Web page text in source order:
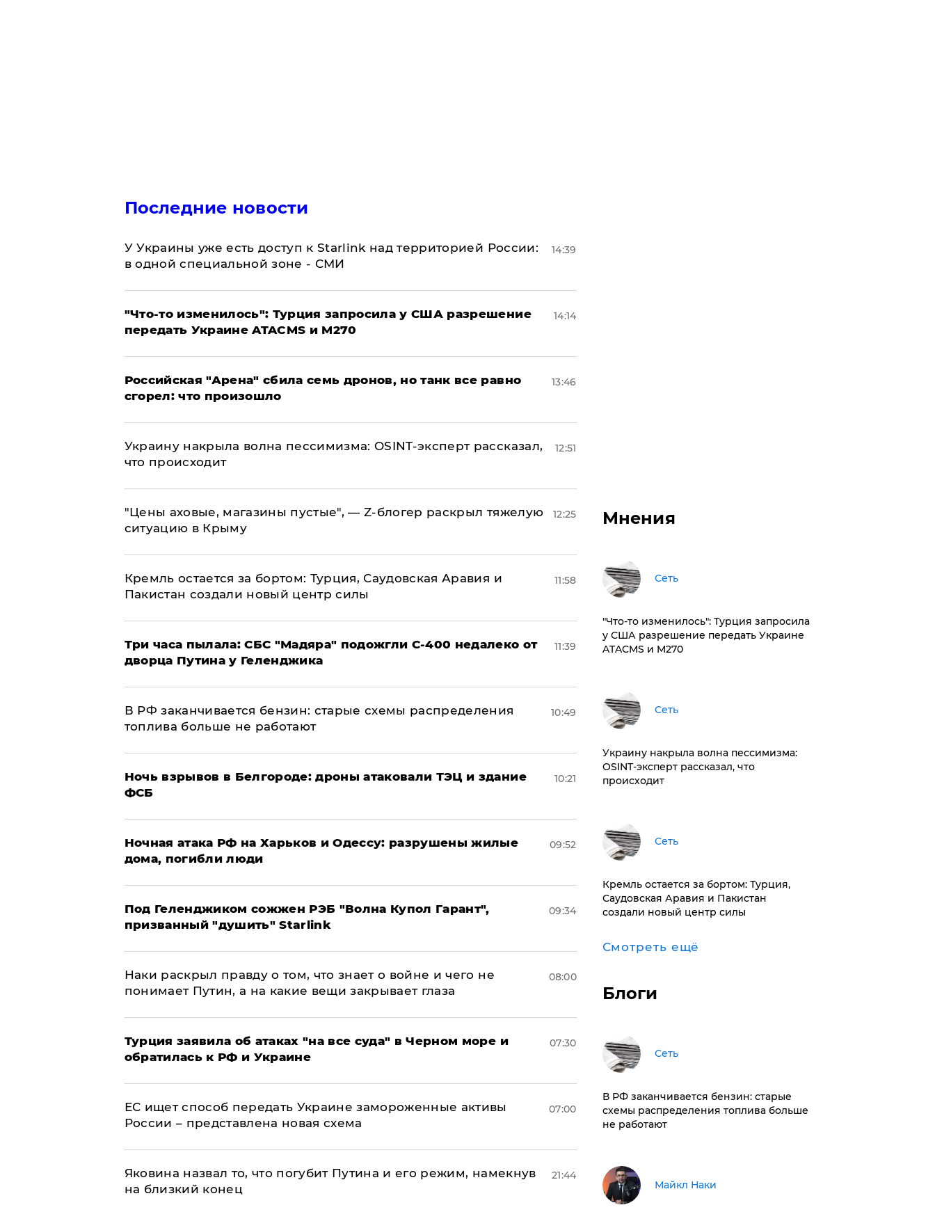
Последние новости
У Украины уже есть доступ к Starlink над территорией России:
в одной специальной зоне - СМИ
14:39
​"Что-то изменилось": Турция запросила у США разрешение
передать Украине ATACMS и M270
14:14
​Российская "Арена" сбила семь дронов, но танк все равно
сгорел: что произошло
13:46
​Украину накрыла волна пессимизма: OSINT-эксперт рассказал,
что происходит
12:51
​"Цены аховые, магазины пустые", — Z-блогер раскрыл тяжелую
ситуацию в Крыму
12:25
​Кремль остается за бортом: Турция, Саудовская Аравия и
Пакистан создали новый центр силы
11:58
Три часа пылала: СБС "Мадяра" подожгли С-400 недалеко от
дворца Путина у Геленджика
11:39
​В РФ заканчивается бензин: старые схемы распределения
топлива больше не работают
10:49
​Ночь взрывов в Белгороде: дроны атаковали ТЭЦ и здание
ФСБ
10:21
​Ночная атака РФ на Харьков и Одессу: разрушены жилые
дома, погибли люди
09:52
Под Геленджиком сожжен РЭБ "Волна Купол Гарант",
призванный "душить" Starlink
09:34
Наки раскрыл правду о том, что знает о войне и чего не
понимает Путин, а на какие вещи закрывает глаза
08:00
Турция заявила об атаках "на все суда" в Черном море и
обратилась к РФ и Украине
07:30
ЕС ищет способ передать Украине замороженные активы
России – представлена новая схема
07:00
Яковина назвал то, что погубит Путина и его режим, намекнув
на близкий конец
21:44
Мнения
Сеть
​"Что-то изменилось": Турция запросила
у США разрешение передать Украине
ATACMS и M270
Сеть
​Украину накрыла волна пессимизма:
OSINT-эксперт рассказал, что
происходит
Сеть
​Кремль остается за бортом: Турция,
Саудовская Аравия и Пакистан
создали новый центр силы
Смотреть ещё
Блоги
Сеть
​В РФ заканчивается бензин: старые
схемы распределения топлива больше
не работают
Майкл Наки